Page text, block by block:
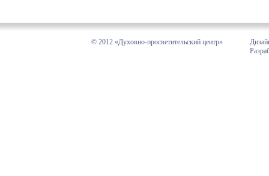
© 2012 «Духовно-просветительский центр»